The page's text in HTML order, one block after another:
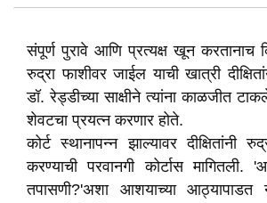
संपूर्ण पुरावे आणि प्रत्यक्ष खून करतानाच
रुद्रा फाशीवर जाईल याची खात्री
डॉ. रेड्डीच्या साक्षीने त्यांना काळजीत
शेवटचा प्रयत्न करणार होते.
कोर्ट स्थानापन्न झाल्यावर दीक्षितांनी
करण्याची परवानगी कोर्टास
तपासणी?'अशा आशयाच्या आठ्यापाडत